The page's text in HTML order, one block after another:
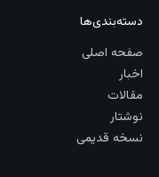
دسته‌بندی‌ها
صفحه اصلی
اخبار
مقالات
نوشتار
نسخه قدیمی